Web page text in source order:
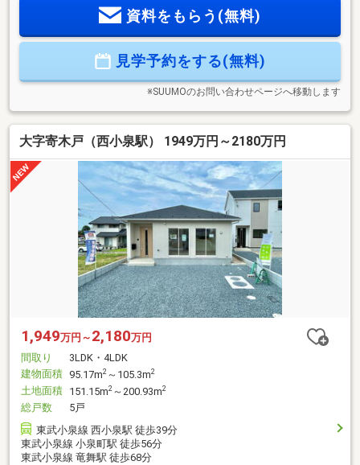
い！・ご予算に応じた注文住宅のご相談できます！・住み替
制度を知りたい！経験豊富な弊社スタッフがしっかりとサポ
ート致します！
資料をもらう(無料)
見学予約をする(無料)
※SUUMOのお問い合わせページへ移動します
大字寄木戸（西小泉駅） 1949万円～2180万円
1,949万円～ 2,180万円
間取り
3LDK・4LDK
建物面積 95.17m2 ～105.3m2
土地面積 151.15m2 ～200.93m2
総戸数
5戸
東武小泉線 西小泉駅 徒歩39分
東武小泉線 小泉町駅 徒歩56分
東武小泉線 竜舞駅 徒歩68分